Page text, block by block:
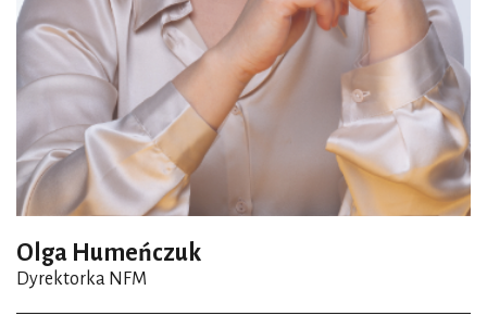
obecnym. Z pewnością obaj czują wdzięczność, która
pojawia się w momencie spełnienia. Na pokładzie Otago –
żaglowca dowodzonego przez Conrada – gra toczyła się
pomiędzy ludźmi i siłami przyrody, a tutaj swoistym
antagonistą są „siły sztuki”.
Nad Morze Śródziemne zaprowadzą nas też dwie opery
w wykonaniu koncertowym. Mowa o
Samsonie i Dalili
Purcella. Dostrzegamy w ich tytułach pewną symetrię.
Czy łączy je coś jeszcze?
Olga Humeńczuk
Dyrektorka NFM